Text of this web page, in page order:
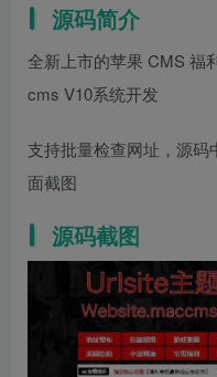
源码简介
全新上市的苹果 CMS 福
cms V10系统开发
支持批量检查网址，源
面截图
源码截图